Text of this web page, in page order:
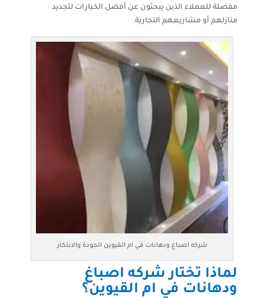
مفضلة للعملاء الذين يبحثون عن أفضل الخيارات لتجديد
منازلهم أو مشاريعهم التجارية.
شركه اصباغ ودهانات في ام القيوين الجودة والابتكار
لماذا تختار شركه اصباغ
ودهانات في ام القيوين؟